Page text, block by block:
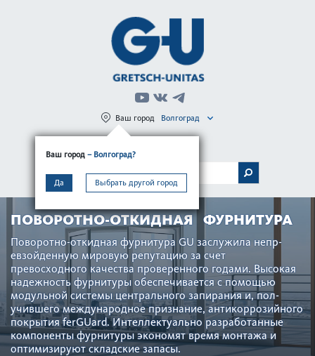
Ваш город – Волгоград?
Да Выбрать другой город
Ваш город Волгоград
МЕНЮ
ПОВОРОТНО-ОТКИДНАЯ ФУРНИТУРА
Пово­р­отно-откидная фурнитура GU заслужила непр­
евзойденную мировую репут­ацию за счет
превосходного качества проверенного годами. Выс­окая
надежность фурнитуры обеспечивается с помощью
модульной сис­темы центрального запирания и, пол­
учившего междун­ар­одное признание, антик­оррозийного
покрытия ferGUard. Интеллектуально раз­р­а­ботанные
компоненты фурнитуры экономят время монтажа и
оптим­изируют складские запасы.